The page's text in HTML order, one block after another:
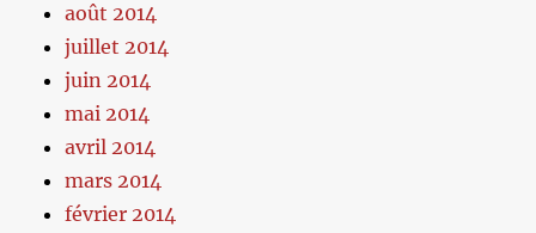
août 2014
juillet 2014
juin 2014
mai 2014
avril 2014
mars 2014
février 2014